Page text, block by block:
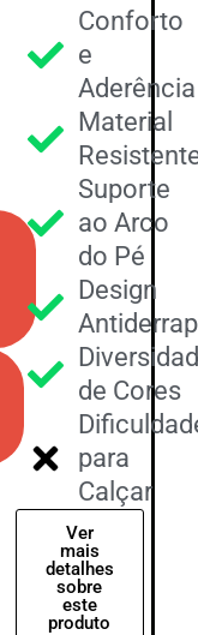
Conforto
e
Aderência
Material
Suporte
ao Arco
do Pé
Design
de Cores
para
Calçar
Ver
mais
detalhes
sobre
este
produto